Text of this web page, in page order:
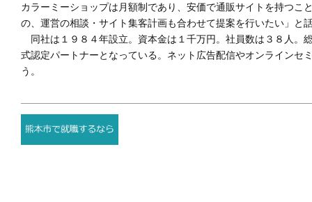
カラーミーショップは月額制であり、安価で通販サイトを持つ
の、運営の相談・サイト集客計画も合わせて提案を行いたい」と
同社は１９８４年設立。資本金は１千万円。社員数は３８人。
式認定パートナーとなっている。ネット広告配信やオンライン
う。